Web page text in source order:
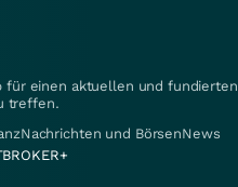
für einen aktuellen und fundierten
treffen.
und BörsenNews